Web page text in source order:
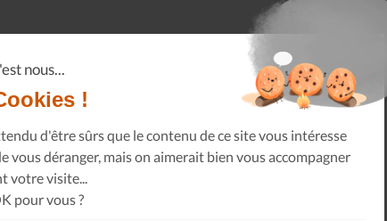
nous...
!
d'être sûrs que le contenu de ce site vous intéresse
vous déranger, mais on aimerait bien vous accompagner
votre visite...
pour vous ?